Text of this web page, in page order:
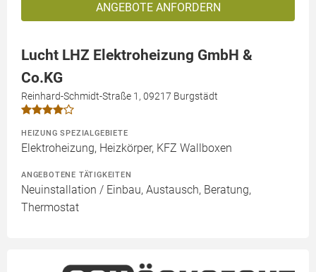
ANGEBOTE ANFORDERN
Lucht LHZ Elektroheizung GmbH &
Co.KG
Reinhard-Schmidt-Straße 1, 09217 Burgstädt
HEIZUNG SPEZIALGEBIETE
Elektroheizung, Heizkörper, KFZ Wallboxen
ANGEBOTENE TÄTIGKEITEN
Neuinstallation / Einbau, Austausch, Beratung,
Thermostat